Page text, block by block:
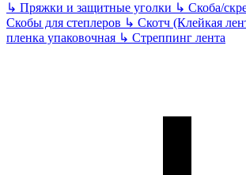
↳ Пряжки и защитные уголки ↳ Скоба/
Скобы для степлеров ↳ Скотч (Клейкая
пленка упаковочная ↳ Стреппинг лента